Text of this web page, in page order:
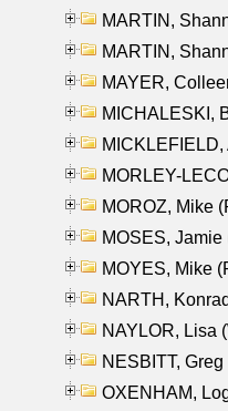
MARTIN,
MARTIN,
MAYER,
MICHALESKI,
MORLEY-
MOROZ, Mike
MOSES,
MOYES, Mike
NARTH,
NAYLOR, Lisa
NESBITT,
OXENHAM,